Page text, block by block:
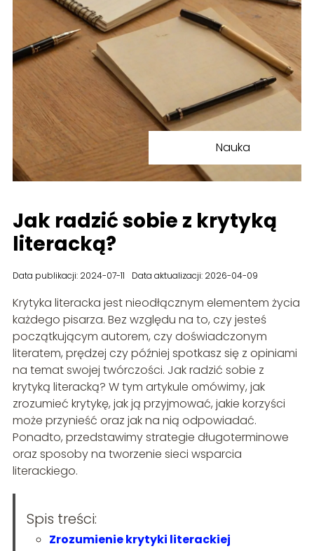
Nauka
Jak radzić sobie z krytyką
literacką?
Data publikacji: 2024-07-11 Data aktualizacji: 2026-04-09
Krytyka literacka jest nieodłącznym elementem życia
każdego pisarza. Bez względu na to, czy jesteś
początkującym autorem, czy doświadczonym
literatem, prędzej czy później spotkasz się z opiniami
na temat swojej twórczości. Jak radzić sobie z
krytyką literacką? W tym artykule omówimy, jak
zrozumieć krytykę, jak ją przyjmować, jakie korzyści
może przynieść oraz jak na nią odpowiadać.
Ponadto, przedstawimy strategie długoterminowe
oraz sposoby na tworzenie sieci wsparcia
literackiego.
Spis treści:
Zrozumienie krytyki literackiej